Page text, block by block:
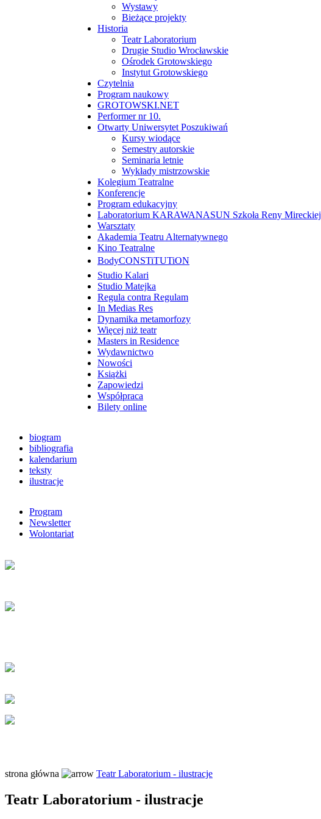
Wystawy
Bieżące projekty
Historia
Teatr Laboratorium
Drugie Studio Wrocławskie
Ośrodek Grotowskiego
Instytut Grotowskiego
Czytelnia
Program naukowy
GROTOWSKI.NET
Performer nr 10.
Otwarty Uniwersytet Poszukiwań
Kursy wiodące
Semestry autorskie
Seminaria letnie
Wykłady mistrzowskie
Kolegium Teatralne
Konferencje
Program edukacyjny
Laboratorium KARAWANASUN Szkoła Reny Mireckiej
Warsztaty
Akademia Teatru Alternatywnego
Kino Teatralne
BodyCONSTiTUTiON
Studio Kalari
Studio Matejka
Regula contra Regulam
In Medias Res
Dynamika metamorfozy
Więcej niż teatr
Masters in Residence
Wydawnictwo
Nowości
Książki
Zapowiedzi
Współpraca
Bilety online
biogram
bibliografia
kalendarium
teksty
ilustracje
Program
Newsletter
Wolontariat
strona główna Teatr Laboratorium - ilustracje
Teatr Laboratorium - ilustracje